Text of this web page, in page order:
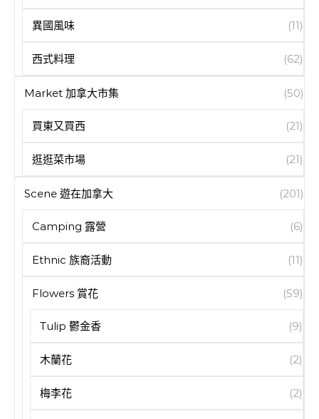
異國風味 (11)
西式料理 (62)
Market 加拿大市集 (50)
買東又買西 (21)
逛逛菜市場 (21)
Scene 遊在加拿大 (201)
Camping 露營 (6)
Ethnic 族裔活動 (11)
Flowers 賞花 (59)
Tulip 鬱金香 (9)
木蘭花 (2)
梅李花 (2)